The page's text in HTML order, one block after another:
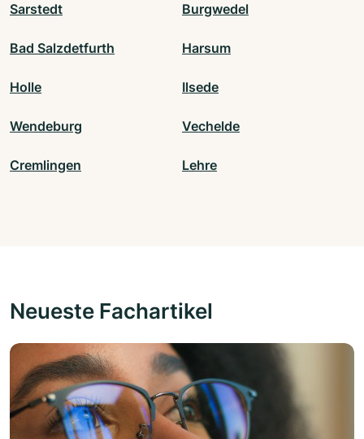
Sarstedt Burgwedel
Bad Salzdetfurth Harsum
Holle Ilsede
Wendeburg Vechelde
Cremlingen Lehre
Neueste Fachartikel